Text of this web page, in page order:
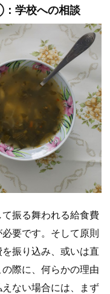
学校への相談
振る舞われる給食費
要です。そして原則
振り込み、或いは直
際に、何らかの理由
ない場合には、まず